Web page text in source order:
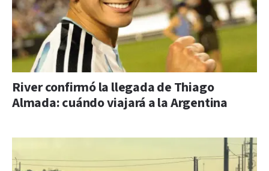
River confirmó la llegada de Thiago
Almada: cuándo viajará a la Argentina